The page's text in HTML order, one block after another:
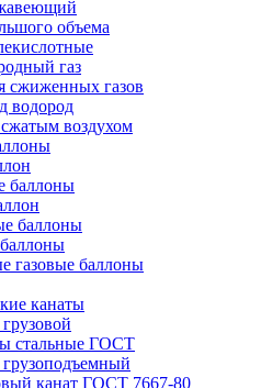
объема
газ
сжиженных газов
водород
воздухом
баллоны
баллоны
газовые баллоны
канаты
стальные ГОСТ
канат ГОСТ 7667-80